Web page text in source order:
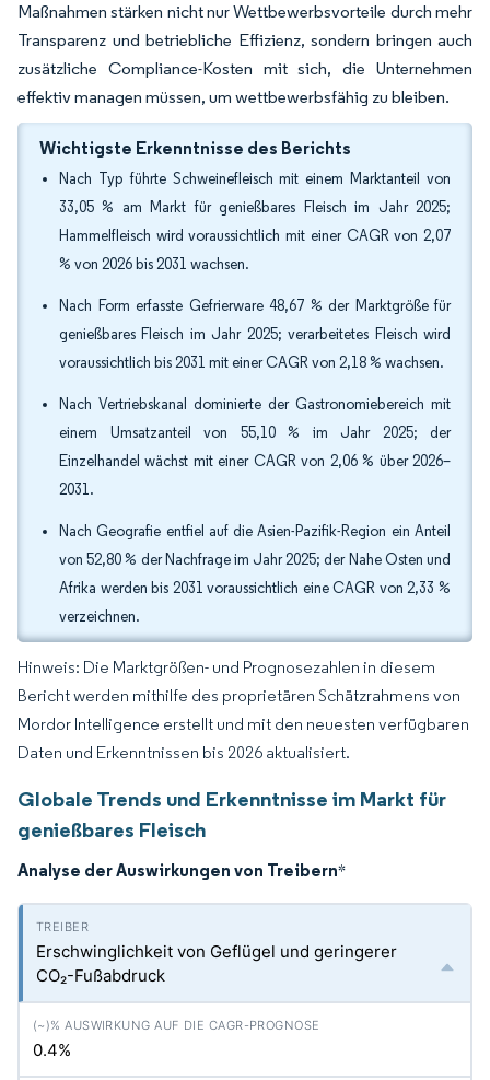
Maßnahmen stärken nicht nur Wettbewerbsvorteile durch mehr
Transparenz und betriebliche Effizienz, sondern bringen auch
zusätzliche Compliance-Kosten mit sich, die Unternehmen
effektiv managen müssen, um wettbewerbsfähig zu bleiben.
Wichtigste Erkenntnisse des Berichts
Nach Typ führte Schweinefleisch mit einem Marktanteil von
33,05 % am Markt für genießbares Fleisch im Jahr 2025;
Hammelfleisch wird voraussichtlich mit einer CAGR von 2,07
% von 2026 bis 2031 wachsen.
Nach Form erfasste Gefrierware 48,67 % der Marktgröße für
genießbares Fleisch im Jahr 2025; verarbeitetes Fleisch wird
voraussichtlich bis 2031 mit einer CAGR von 2,18 % wachsen.
Nach Vertriebskanal dominierte der Gastronomiebereich mit
einem Umsatzanteil von 55,10 % im Jahr 2025; der
Einzelhandel wächst mit einer CAGR von 2,06 % über 2026–
2031.
Nach Geografie entfiel auf die Asien-Pazifik-Region ein Anteil
von 52,80 % der Nachfrage im Jahr 2025; der Nahe Osten und
Afrika werden bis 2031 voraussichtlich eine CAGR von 2,33 %
verzeichnen.
Hinweis: Die Marktgrößen- und Prognosezahlen in diesem
Bericht werden mithilfe des proprietären Schätzrahmens von
Mordor Intelligence erstellt und mit den neuesten verfügbaren
Daten und Erkenntnissen bis 2026 aktualisiert.
Globale Trends und Erkenntnisse im Markt für
genießbares Fleisch
Analyse der Auswirkungen von Treibern*
Erschwinglichkeit von Geflügel und geringerer
CO₂-Fußabdruck
0.4%